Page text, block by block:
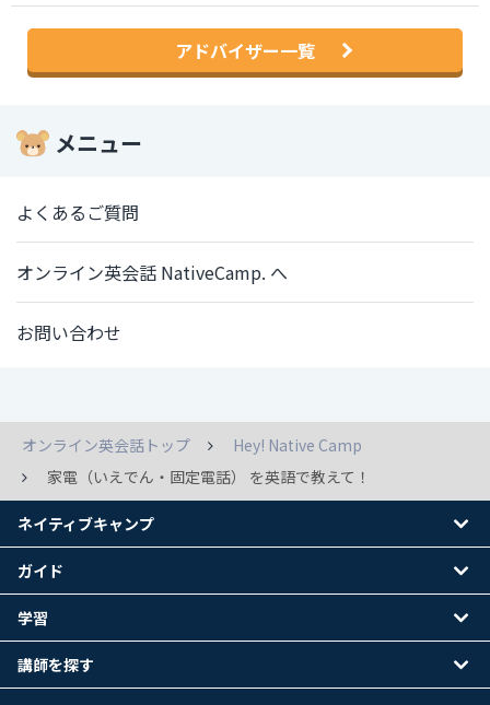
アドバイザー一覧
メニュー
よくあるご質問
オンライン英会話 NativeCamp. へ
お問い合わせ
オンライン英会話トップ
Hey! Native Camp
家電（いえでん・固定電話） を英語で教えて！
ネイティブキャンプ
ガイド
学習
講師を探す